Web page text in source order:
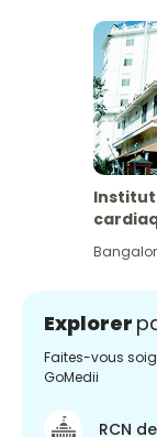
Institut
Explorer
Faites-vous
GoMedii
RCN